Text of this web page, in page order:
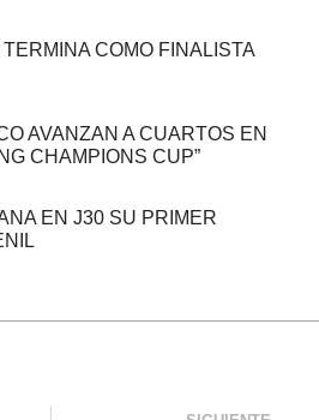
COMO FINALISTA
AVANZAN A CUARTOS EN
CHAMPIONS CUP”
EN J30 SU PRIMER